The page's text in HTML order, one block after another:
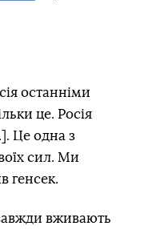
останніми
це. Росія
Це одна з
сил. Ми
генсек.
вживають